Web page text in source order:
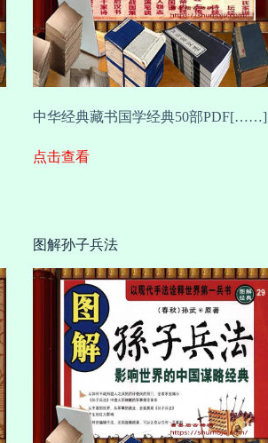
中华经典藏书国学经典50部PDF[……]
点击查看
图解孙子兵法